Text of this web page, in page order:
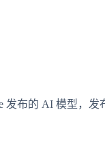
发布的 AI 模型，